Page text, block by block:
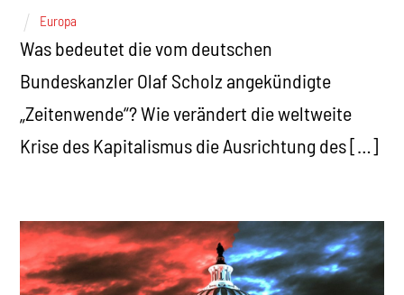
Europa
Was bedeutet die vom deutschen
Bundeskanzler Olaf Scholz angekündigte
„Zeitenwende“? Wie verändert die weltweite
Krise des Kapitalismus die Ausrichtung des […]